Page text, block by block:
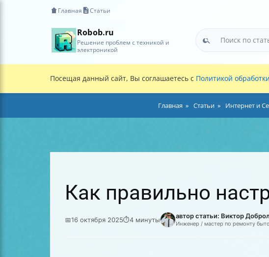
Главная Статьи
Robob.ru
Решение проблем с техникой и
электроникой
Посещая данный сайт, Вы соглашаетесь с Политикой
Главная Статьи Интернет и
Как правильно
📅16 октября 2025⏱4 минуты автор статьи: Виктор
Инженер / мастер по ремонту